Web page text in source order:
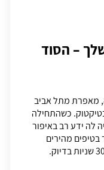
– הסוד
מאפרת מתל אביב
כשהתחילה
לה ידע רב באיפור
מהירים